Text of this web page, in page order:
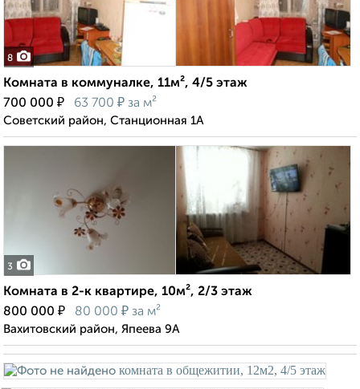
8
Комната в коммуналке, 11м², 4/5 этаж
700 000 ₽ 63 700 ₽ за м²
Советский район, Станционная 1А
3
Комната в 2-к квартире, 10м², 2/3 этаж
800 000 ₽ 80 000 ₽ за м²
Вахитовский район, Япеева 9А